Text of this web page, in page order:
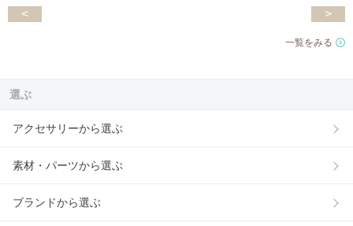
< >
一覧をみる
選ぶ
アクセサリーから選ぶ
素材・パーツから選ぶ
ブランドから選ぶ